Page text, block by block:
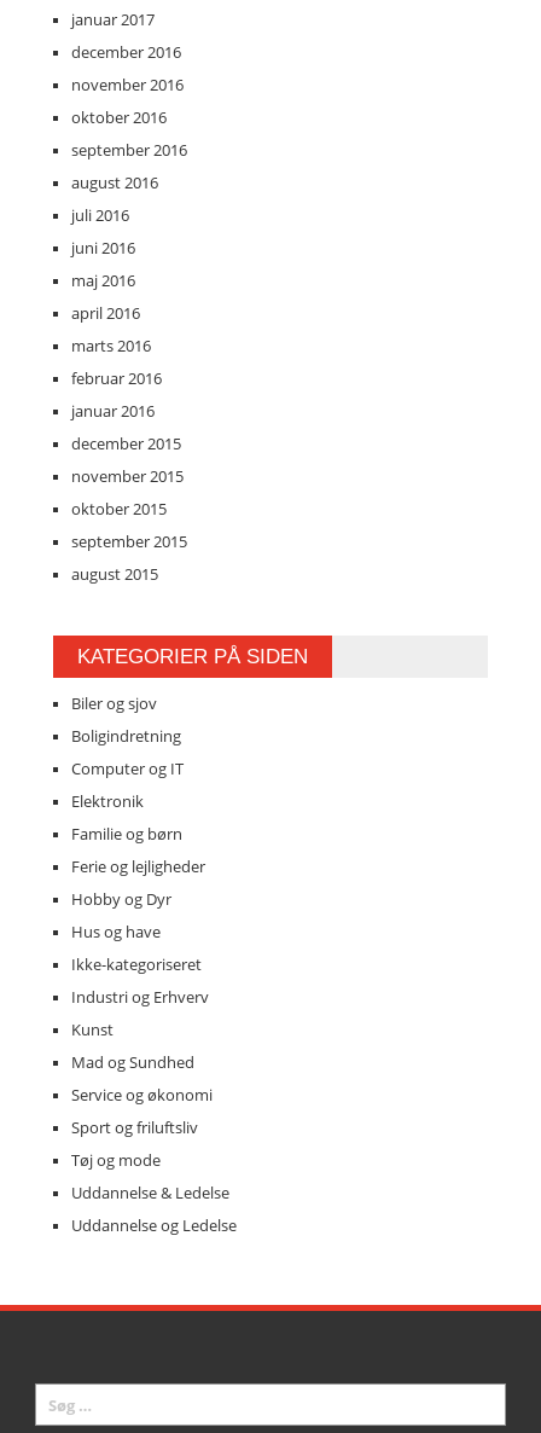
januar 2017
december 2016
november 2016
oktober 2016
september 2016
august 2016
juli 2016
juni 2016
maj 2016
april 2016
marts 2016
februar 2016
januar 2016
december 2015
november 2015
oktober 2015
september 2015
august 2015
KATEGORIER PÅ SIDEN
Biler og sjov
Boligindretning
Computer og IT
Elektronik
Familie og børn
Ferie og lejligheder
Hobby og Dyr
Hus og have
Ikke-kategoriseret
Industri og Erhverv
Kunst
Mad og Sundhed
Service og økonomi
Sport og friluftsliv
Tøj og mode
Uddannelse & Ledelse
Uddannelse og Ledelse